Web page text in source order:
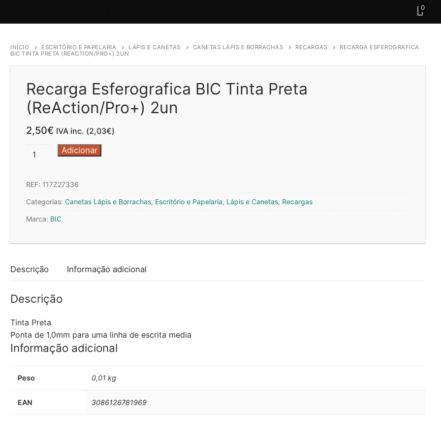
0
INÍCIO ESCRITÓRIO E PAPELARIA LÁPIS E CANETAS CANETAS LÁPIS E BORRACHAS RECARGAS
RECARGA ESFEROGRAFICA
BIC TINTA PRETA (REACTION/PRO+) 2UN
Recarga Esferografica BIC Tinta Preta
(ReAction/Pro+) 2un
2,50€ IVA inc. (2,03€)
Quantidade
Esferografica
BIC
Preta
Adicionar
REF: 117Z27336
Categorias:Canetas Lápis e Borrachas, Escritório e Papelaria, Lápis e Canetas, Recargas
Marca: BIC
Descrição Informação adicional
Descrição
Tinta Preta
Ponta de 1,0mm para uma linha de escrita media
Informação adicional
Peso 0,01 kg
EAN 3086126781969